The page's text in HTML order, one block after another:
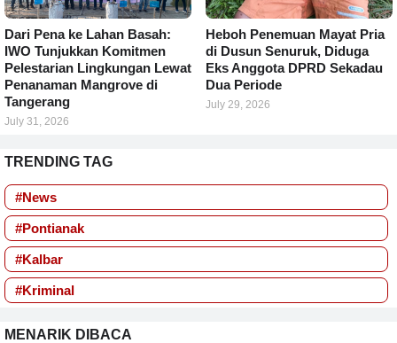
Dari Pena ke Lahan Basah:
IWO Tunjukkan Komitmen
Pelestarian Lingkungan Lewat
Penanaman Mangrove di
Tangerang
July 31, 2026
Heboh Penemuan Mayat Pria
di Dusun Senuruk, Diduga
Eks Anggota DPRD Sekadau
Dua Periode
July 29, 2026
TRENDING TAG
#News
#Pontianak
#Kalbar
#Kriminal
MENARIK DIBACA